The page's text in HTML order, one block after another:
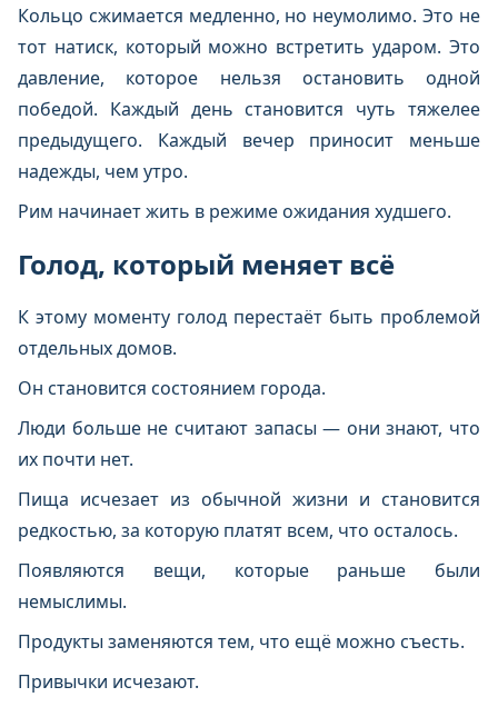
Кольцо сжимается медленно, но неумолимо. Это не
тот натиск, который можно встретить ударом. Это
давление, которое нельзя остановить одной
победой. Каждый день становится чуть тяжелее
предыдущего. Каждый вечер приносит меньше
надежды, чем утро.
Рим начинает жить в режиме ожидания худшего.
Голод, который меняет всё
К этому моменту голод перестаёт быть проблемой
отдельных домов.
Он становится состоянием города.
Люди больше не считают запасы — они знают, что
их почти нет.
Пища исчезает из обычной жизни и становится
редкостью, за которую платят всем, что осталось.
Появляются вещи, которые раньше были
немыслимы.
Продукты заменяются тем, что ещё можно съесть.
Привычки исчезают.